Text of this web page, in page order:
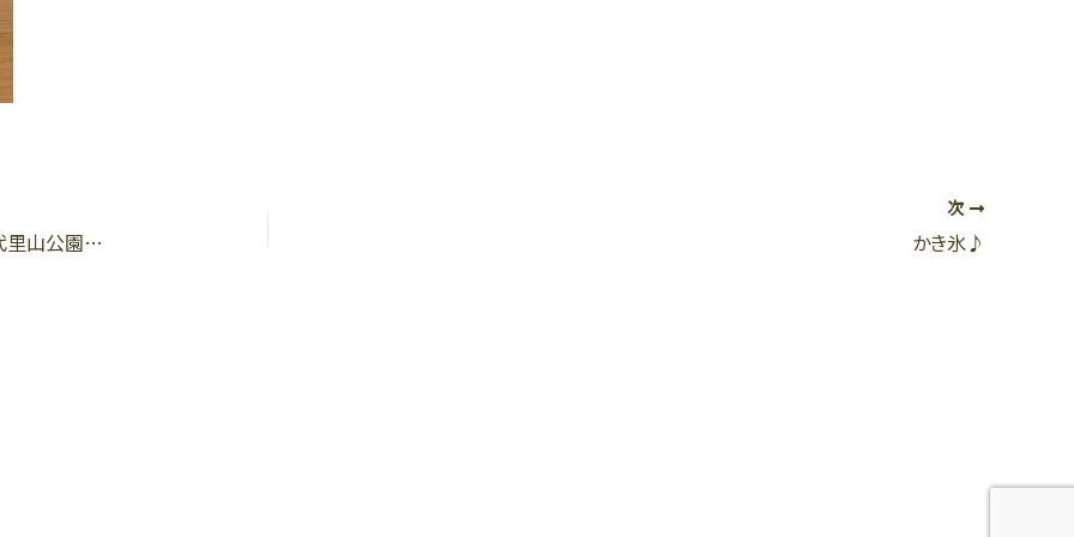
長岡京の公園で、夏を涼しく過ごす。じゃぶじゃぶ池・西代里山公園・9月再開の長岡公園を紹介
次
かき氷♪